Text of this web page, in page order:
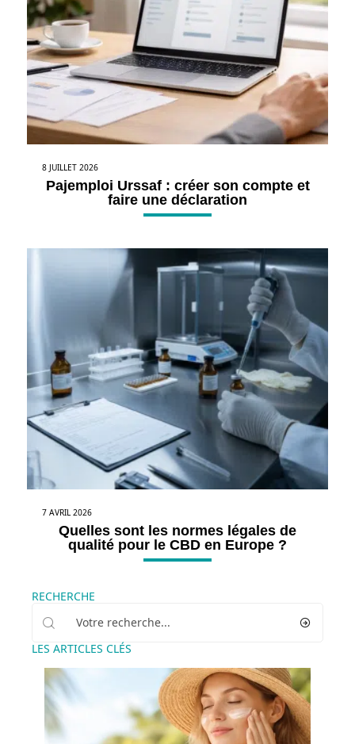
8 JUILLET 2026
Pajemploi Urssaf : créer son compte et
faire une déclaration
7 AVRIL 2026
Quelles sont les normes légales de
qualité pour le CBD en Europe ?
RECHERCHE
LES ARTICLES CLÉS